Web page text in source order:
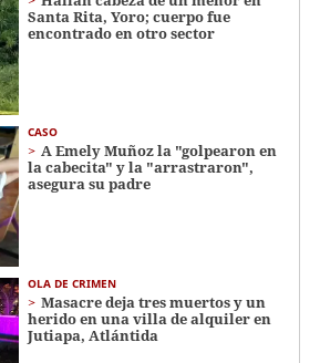
Santa Rita, Yoro; cuerpo fue
encontrado en otro sector
CASO
A Emely Muñoz la "golpearon en
la cabecita" y la "arrastraron",
asegura su padre
OLA DE CRIMEN
Masacre deja tres muertos y un
herido en una villa de alquiler en
Jutiapa, Atlántida